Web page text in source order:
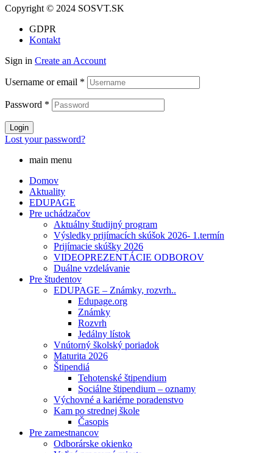
Copyright © 2024 SOSVT.SK
GDPR
Kontakt
Sign in Create an Account
Username or email *
Password *
Login
Lost your password?
main menu
Domov
Aktuality
EDUPAGE
Pre uchádzačov
Aktuálny študijný program
Výsledky prijímacích skúšok 2026- 1.termín
Prijímacie skúšky 2026
VIDEOPREZENTÁCIE ODBOROV
Duálne vzdelávanie
Pre študentov
EDUPAGE – Známky, rozvrh..
Edupage.org
Známky
Rozvrh
Jedálny lístok
Vnútorný školský poriadok
Maturita 2026
Štipendiá
Tehotenské štipendium
Sociálne štipendium – oznamy
Výchovné a kariérne poradenstvo
Kam po strednej škole
Časopis
Pre zamestnancov
Odborárske okienko